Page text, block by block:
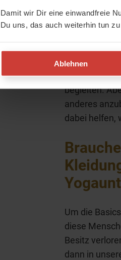
Damit wir Dir eine einwandfreie
Du uns, das auch weiterhin tun
Ablehnen
am
muss doch
begleiten.
anderes
dabei helfen,
Um die
diese
Besitz
dann in